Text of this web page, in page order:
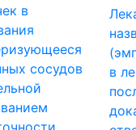
в
сосудов
в